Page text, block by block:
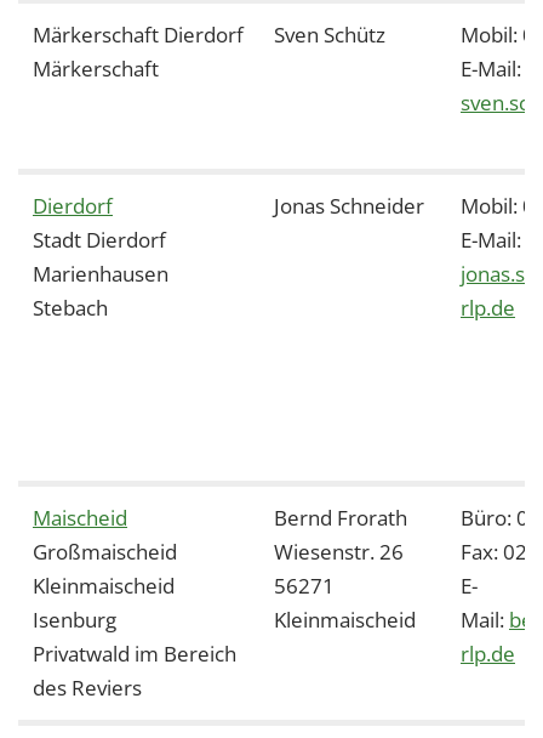
Märkerschaft Dierdorf
Märkerschaft
Sven Schütz
Mobil:
E-Mail:
Dierdorf
Stadt Dierdorf
Marienhausen
Stebach
Jonas Schneider
Mobil:
E-Mail:
rlp.de
Maischeid
Großmaischeid
Kleinmaischeid
Isenburg
Privatwald im Bereich
des Reviers
Bernd Frorath
Wiesenstr. 26
56271
Kleinmaischeid
Büro:
Fax:
E-
Mail:
rlp.de